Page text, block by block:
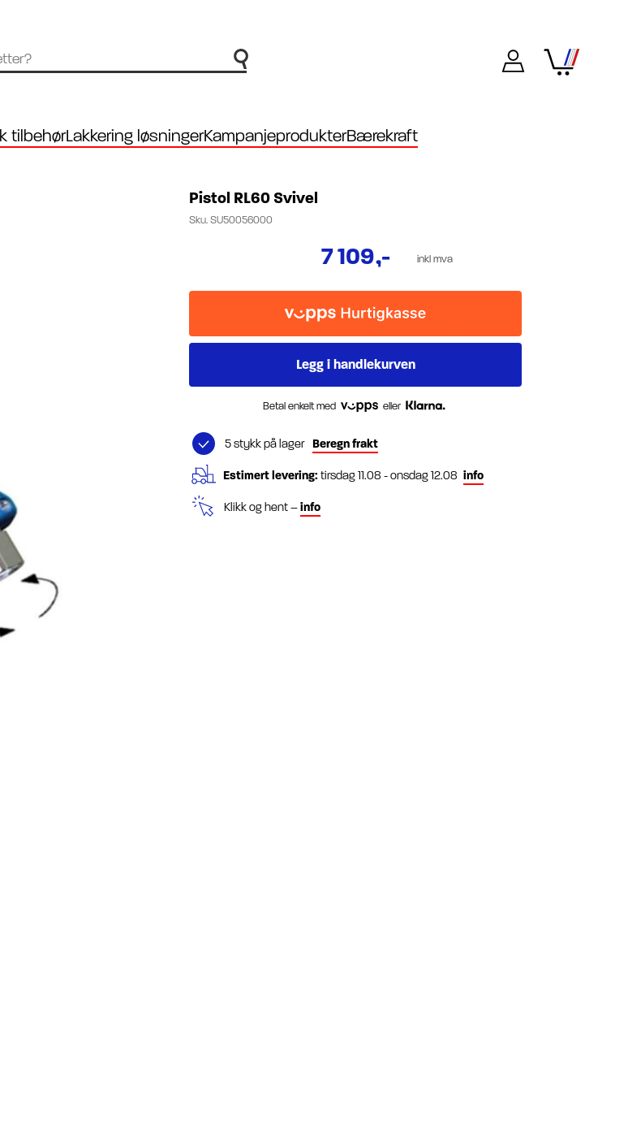
tilbehørLakkering løsningerKampanjeprodukterBærekraft
Pistol RL60 Svivel
Sku. SU50056000
7 109,- inkl mva
Betal enkelt med eller
5 stykk på lager Beregn frakt
Estimert levering:tirsdag 11.08 - onsdag 12.08 info
Klikk og hent –info